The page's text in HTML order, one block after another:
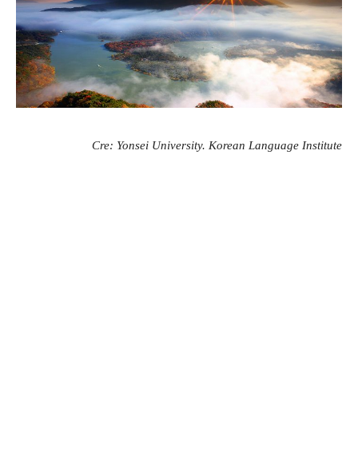
Cre: Yonsei University. Korean Language Institute